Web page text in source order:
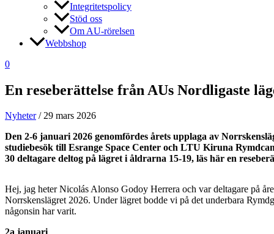
Integritetspolicy
Stöd oss
Om AU-rörelsen
Webbshop
0
En reseberättelse från AUs Nordligaste
Nyheter/29 mars 2026
Den 2-6 januari 2026 genomfördes årets upplaga av
studiebesök till Esrange Space Center och LTU Kiruna
30 deltagare deltog på lägret i åldrarna 15-19, läs här en
Hej, jag heter Nicolás Alonso Godoy Herrera och var deltagare på
Norrskenslägret 2026. Under lägret bodde vi på det underbara
någonsin har varit.